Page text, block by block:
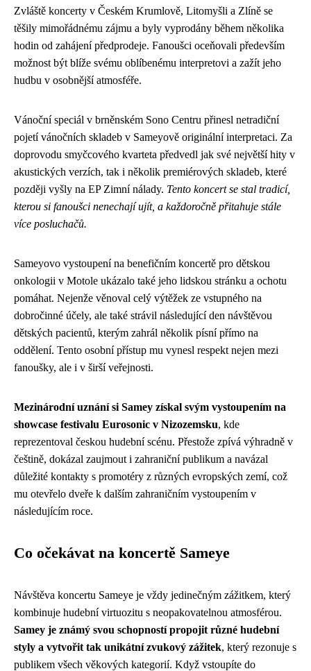
Zvláště koncerty v Českém Krumlově, Litomyšli a Zlíně se
těšily mimořádnému zájmu a byly vyprodány během několika
hodin od zahájení předprodeje. Fanoušci oceňovali především
možnost být blíže svému oblíbenému interpretovi a zažít jeho
hudbu v osobnější atmosféře.
Vánoční speciál v brněnském Sono Centru přinesl netradiční
pojetí vánočních skladeb v Sameyově originální interpretaci. Za
doprovodu smyčcového kvarteta předvedl jak své největší hity v
akustických verzích, tak i několik premiérových skladeb, které
později vyšly na EP Zimní nálady. Tento koncert se stal tradicí,
kterou si fanoušci nenechají ujít, a každoročně přitahuje stále
více posluchačů.
Sameyovo vystoupení na benefičním koncertě pro dětskou
onkologii v Motole ukázalo také jeho lidskou stránku a ochotu
pomáhat. Nejenže věnoval celý výtěžek ze vstupného na
dobročinné účely, ale také strávil následující den návštěvou
dětských pacientů, kterým zahrál několik písní přímo na
oddělení. Tento osobní přístup mu vynesl respekt nejen mezi
fanoušky, ale i v širší veřejnosti.
Mezinárodní uznání si Samey získal svým vystoupením na
showcase festivalu Eurosonic v Nizozemsku, kde
reprezentoval českou hudební scénu. Přestože zpívá výhradně v
češtině, dokázal zaujmout i zahraniční publikum a navázal
důležité kontakty s promotéry z různých evropských zemí, což
mu otevřelo dveře k dalším zahraničním vystoupením v
následujícím roce.
Co očekávat na koncertě Sameye
Návštěva koncertu Sameye je vždy jedinečným zážitkem, který
kombinuje hudební virtuozitu s neopakovatelnou atmosférou.
Samey je známý svou schopností propojit různé hudební
styly a vytvořit tak unikátní zvukový zážitek, který rezonuje s
publikem všech věkových kategorií. Když vstoupíte do